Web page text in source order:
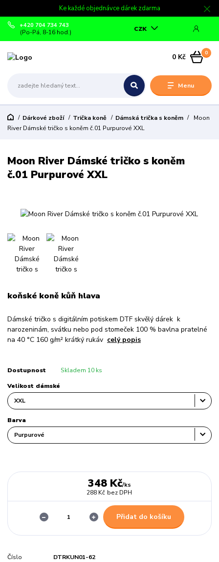
Ke každé objednávce dárek zdarma
Menu
CZK
+420 704 734 743
(Po-Pá, 8-16 hod.)
0
0 Kč
Dárkové zboží Trička koně Dámská trička s koněm
Moon
River Dámské tričko s koněm č.01 Purpurové XXL
Moon River Dámské tričko s koněm
č.01 Purpurové XXL
koňské koně kůň hlava
Dámské tričko s digitálním potiskem DTF skvělý dárek k
narozeninám, svátku nebo pod stomeček 100 % bavlna pratelné
na 40 °C 160 g/m² krátký rukáv celý popis
Dostupnost Skladem 10 ks
Velikost dámské
Barva
348 Kč/ks
288 Kč bez DPH
Přidat do košíku
Číslo
DTRKUN01-62